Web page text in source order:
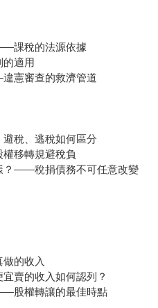
課稅的法源依據
適用
憲審查的救濟管道
稅、逃稅如何區分
移轉規避稅負
？——稅捐債務不可任意改變
的收入
賣的收入如何認列？
股權轉讓的最佳時點